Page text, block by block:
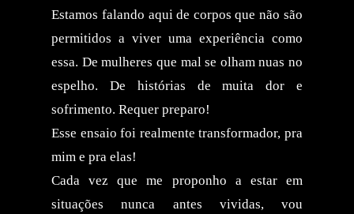
Estamos falando aqui de corpos que não são
permitidos a viver uma experiência como
essa. De mulheres que mal se olham nuas no
espelho. De histórias de muita dor e
sofrimento. Requer preparo!
Esse ensaio foi realmente transformador, pra
mim e pra elas!
Cada vez que me proponho a estar em
situações nunca antes vividas, vou